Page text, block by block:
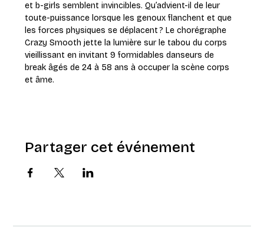
et b-girls semblent invincibles. Qu’advient-il de leur
toute-puissance lorsque les genoux flanchent et que
les forces physiques se déplacent ? Le chorégraphe
Crazy Smooth jette la lumière sur le tabou du corps
vieillissant en invitant 9 formidables danseurs de
break âgés de 24 à 58 ans à occuper la scène corps
et âme.
Partager cet événement